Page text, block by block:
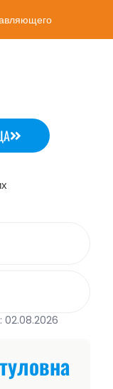
02.08.2026